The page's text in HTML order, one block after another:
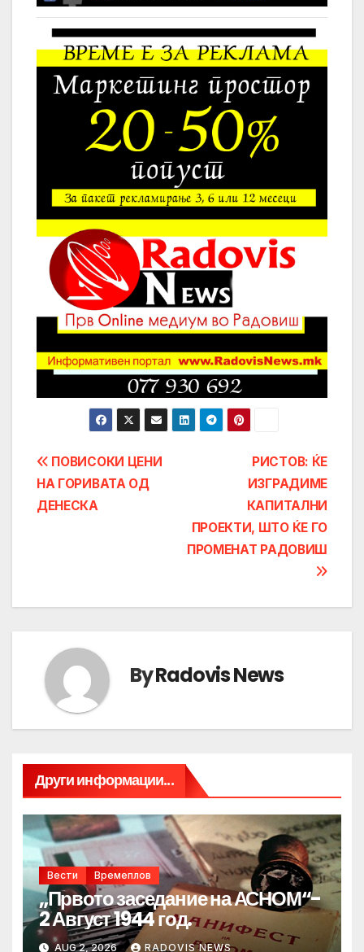
Post
navigation
РИСТОВ: ЌЕ
ИЗГРАДИМЕ
КАПИТАЛНИ
ПРОЕКТИ, ШТО ЌЕ ГО
ПРОМЕНАТ РАДОВИШ
ПОВИСОКИ ЦЕНИ
НА ГОРИВАТА ОД
ДЕНЕСКА
ByRadovis News
Други информации...
Вести Времеплов
„Првото заседание на АСНОМ“-
2 Август 1944 год.
AUG 2, 2026 RADOVIS NEWS